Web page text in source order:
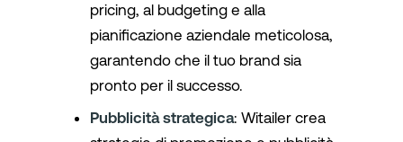
pricing, al budgeting e alla
pianificazione aziendale meticolosa,
garantendo che il tuo brand sia
pronto per il successo.
Pubblicità strategica: Witailer crea